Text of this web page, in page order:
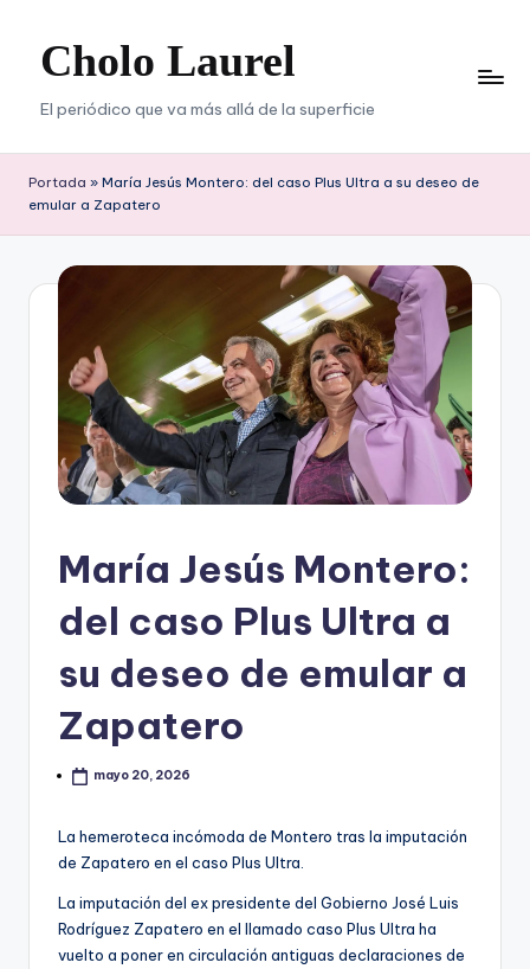
Saltar
contenido
Cholo Laurel
El periódico que va más allá de la superficie
Portada » María Jesús Montero: del caso Plus Ultra a su deseo de
emular a Zapatero
María Jesús Montero:
del caso Plus Ultra a
su deseo de emular a
Zapatero
mayo 20, 2026
La hemeroteca incómoda de Montero tras la imputación
de Zapatero en el caso Plus Ultra.
La imputación del ex presidente del Gobierno José Luis
Rodríguez Zapatero en el llamado caso Plus Ultra ha
vuelto a poner en circulación antiguas declaraciones de